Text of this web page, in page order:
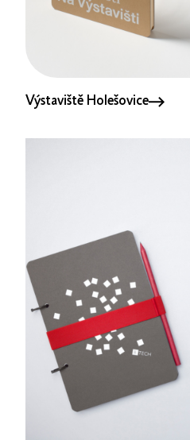
Výstaviště Holešovice